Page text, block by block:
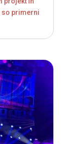
so primerni